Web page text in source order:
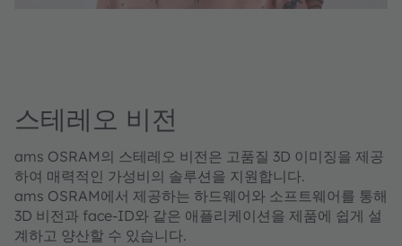
스테레오 비전
ams OSRAM의 스테레오 비전은 고품질 3D 이미징을 제공
하여 매력적인 가성비의 솔루션을 지원합니다.
ams OSRAM에서 제공하는 하드웨어와 소프트웨어를 통해
3D 비전과 face-ID와 같은 애플리케이션을 제품에 쉽게 설
계하고 양산할 수 있습니다.